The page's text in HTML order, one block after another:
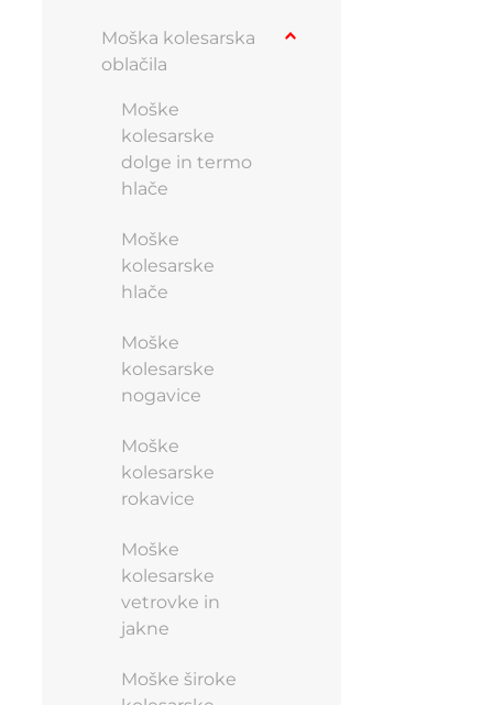
Moška kolesarska
oblačila
Moške
kolesarske
dolge in termo
hlače
Moške
kolesarske
hlače
Moške
kolesarske
nogavice
Moške
kolesarske
rokavice
Moške
kolesarske
vetrovke in
jakne
Moške široke